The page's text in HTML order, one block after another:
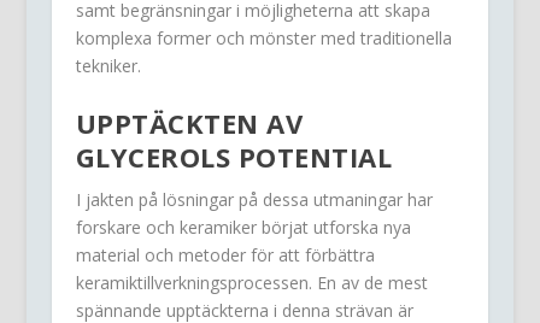
samt begränsningar i möjligheterna att skapa
komplexa former och mönster med traditionella
tekniker.
UPPTÄCKTEN AV
GLYCEROLS POTENTIAL
I jakten på lösningar på dessa utmaningar har
forskare och keramiker börjat utforska nya
material och metoder för att förbättra
keramiktillverkningsprocessen. En av de mest
spännande upptäckterna i denna strävan är